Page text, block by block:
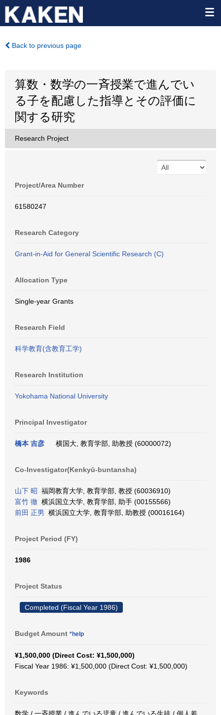
Back to previous page
算数・数学の一斉授業で進んでい
る子を配慮した指導とその評価に
関する研究
Research Project
Project/Area Number
61580247
Research Category
Grant-in-Aid for General Scientific Research (C)
Allocation Type
Single-year Grants
Research Field
科学教育(含教育工学)
Research Institution
Yokohama National University
Principal Investigator
橋本 吉彦 横国大, 教育学部, 助教授 (60000072)
Co-Investigator(Kenkyū-buntansha)
山下 昭 福岡教育大学, 教育学部, 教授 (60036910)
富竹 徹 横浜国立大学, 教育学部, 助手 (00155566)
前田 正男
横浜国立大学, 教育学部, 助教授 (00016164)
Project Period (FY)
1986
Project Status
Completed (Fiscal Year 1986)
Budget Amount *help
¥1,500,000 (Direct Cost: ¥1,500,000)
Fiscal Year 1986: ¥1,500,000 (Direct Cost: ¥1,500,000)
Keywords